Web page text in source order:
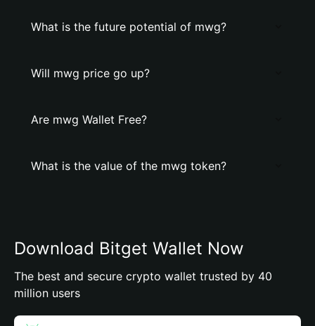
What is the future potential of mwg?
Will mwg price go up?
Are mwg Wallet Free?
What is the value of the mwg token?
Download Bitget Wallet Now
The best and secure crypto wallet trusted by 40
million users